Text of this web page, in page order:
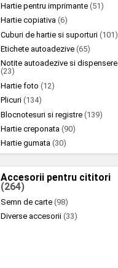
Hartie pentru imprimante(51)
Hartie copiativa(6)
Cuburi de hartie si suporturi(101)
Etichete autoadezive(65)
Notite autoadezive si dispensere
(23)
Hartie foto(12)
Plicuri(134)
Blocnotesuri si registre(139)
Hartie creponata(90)
Hartie gumata(30)
Accesorii pentru cititori
(264)
Semn de carte(98)
Diverse accesorii(33)